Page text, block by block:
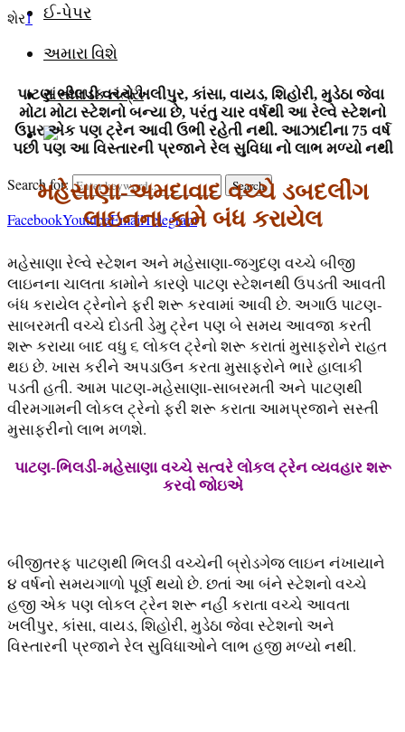
ઈ-પેપર
અમારા વિશે
સંસ્થાપક તંત્રી
Search for: Search
FacebookYoutubeEmailTelegram
શેર1
પાટણ ભીલડી વચ્ચે ખલીપુર, કાંસા, વાયડ, શિહોરી, મુડેઠા જેવા
મોટા મોટા સ્ટેશનો બન્યા છે, પરંતુ ચાર વર્ષથી આ રેલ્વે સ્ટેશનો
ઉપર એક પણ ટ્રેન આવી ઉભી રહેતી નથી. આઝાદીના 75 વર્ષ
પછી પણ આ વિસ્તારની પ્રજાને રેલ સુવિધા નો લાભ મળ્યો નથી
મહેસાણા-અમદાવાદ વચ્ચે ડબદલીંગ
લાઇનના કામે બંધ કરાયેલ
મહેસાણા રેલ્વે સ્ટેશન અને મહેસાણા-જગુદણ વચ્ચે બીજી
લાઇનના ચાલતા કામોને કારણે પાટણ સ્ટેશનથી ઉપડતી આવતી
બંધ કરાયેલ ટ્રેનોને ફરી શરૂ કરવામાં આવી છે. અગાઉ પાટણ-
સાબરમતી વચ્ચે દોડતી ડેમુ ટ્રેન પણ બે સમય આવજા કરતી
શરૂ કરાયા બાદ વધુ ૬ લોકલ ટ્રેનો શરૂ કરાતાં મુસાફરોને રાહત
થઇ છે. ખાસ કરીને અપડાઉન કરતા મુસાફરોને ભારે હાલાકી
પડતી હતી. આમ પાટણ-મહેસાણા-સાબરમતી અને પાટણથી
વીરમગામની લોકલ ટ્રેનો ફરી શરૂ કરાતા આમપ્રજાને સસ્તી
મુસાફરીનો લાભ મળશે.
પાટણ-ભિલડી-મહેસાણા વચ્ચે સત્વરે લોકલ ટ્રેન વ્યવહાર શરૂ
કરવો જોઇએ
બીજીતરફ પાટણથી ભિલડી વચ્ચેની બ્રોડગેજ લાઇન નંખાયાને
૪ વર્ષનો સમયગાળો પૂર્ણ થયો છે. છતાં આ બંને સ્ટેશનો વચ્ચે
હજી એક પણ લોકલ ટ્રેન શરૂ નહીં કરાતા વચ્ચે આવતા
ખલીપુર, કાંસા, વાયડ, શિહોરી, મુડેઠા જેવા સ્ટેશનો અને
વિસ્તારની પ્રજાને રેલ સુવિધાઓને લાભ હજી મળ્યો નથી.